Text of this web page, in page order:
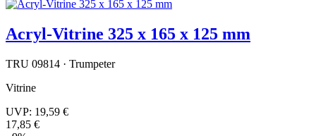
Acryl-Vitrine 325 x 165 x 125 mm
TRU 09814 · Trumpeter
Vitrine
UVP: 19,59 €
17,85 €